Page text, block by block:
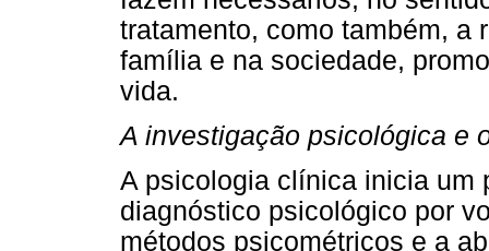
tratamento, como também, a
família e na sociedade,
vida.
A investigação psicológica e
A psicologia clínica inicia um
diagnóstico psicológico por
métodos psicométricos e a